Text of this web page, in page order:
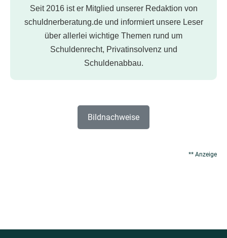
Seit 2016 ist er Mitglied unserer Redaktion von
schuldnerberatung.de und informiert unsere Leser
über allerlei wichtige Themen rund um
Schuldenrecht, Privatinsolvenz und
Schuldenabbau.
Bildnachweise
** Anzeige